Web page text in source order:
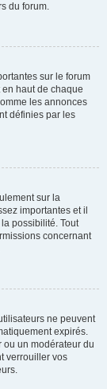
du forum.
sur le forum
haut de chaque
les annonces
définies par les
sur la
importantes et il
possibilité. Tout
concernant
ne peuvent
expirés.
ou un modérateur du
verrouiller vos